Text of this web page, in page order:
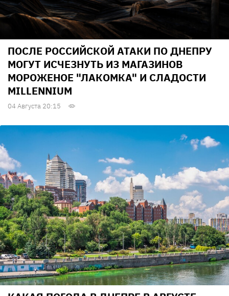
ПОСЛЕ РОССИЙСКОЙ АТАКИ ПО ДНЕПРУ
МОГУТ ИСЧЕЗНУТЬ ИЗ МАГАЗИНОВ
МОРОЖЕНОЕ "ЛАКОМКА" И СЛАДОСТИ
MILLENNIUM
04 Августа 20:15